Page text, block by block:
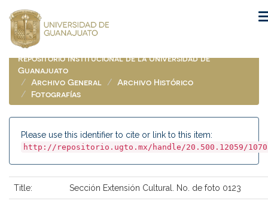
navigation
Repositorio Institucional de la Universidad de
Guanajuato
Archivo General
Archivo Histórico
Fotografías
Please use this identifier to cite or link to this item:
http://repositorio.ugto.mx/handle/20.500.12059/
Title: Sección Extensión Cultural. No. de foto 0123